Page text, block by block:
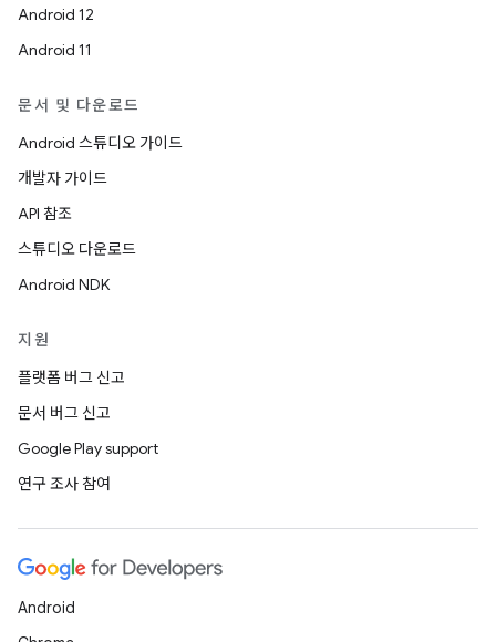
Android 12
Android 11
문서 및 다운로드
Android 스튜디오 가이드
개발자 가이드
API 참조
스튜디오 다운로드
Android NDK
지원
플랫폼 버그 신고
문서 버그 신고
Google Play support
연구 조사 참여
Android